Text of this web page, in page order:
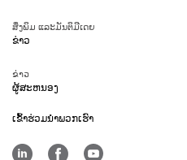
ສິ່ງພິມ ແລະມັນຕິມີເດຍ
ຂ່າວ
ຂ່າວ
ຜູ້ສະຫນອງ
ເຂົ້າ​ຮ່ວມ​ນໍາ​ພວກ​ເຮົາ